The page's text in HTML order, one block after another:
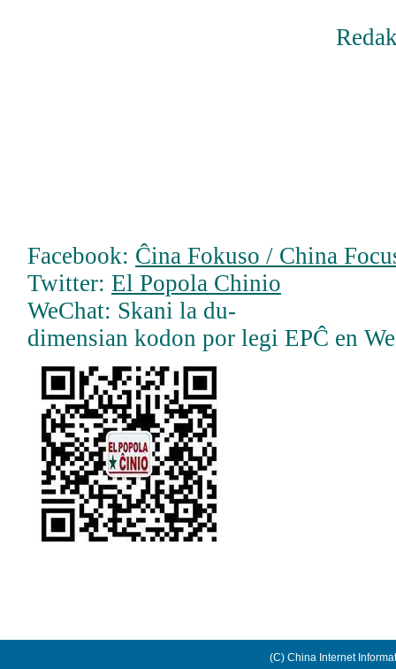
Facebook: Ĉina Fokuso / China
Twitter: El Popola Chinio
WeChat: Skani la du-
dimensian kodon por legi EPĈ en
(C) China Internet